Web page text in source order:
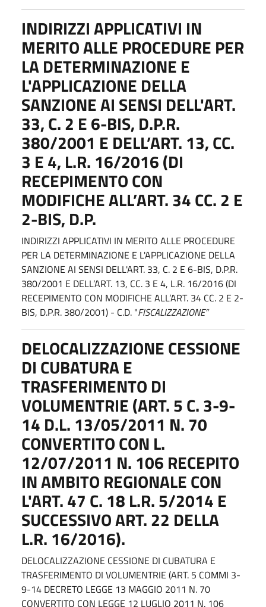
INDIRIZZI APPLICATIVI IN
MERITO ALLE PROCEDURE PER
LA DETERMINAZIONE E
L'APPLICAZIONE DELLA
SANZIONE AI SENSI DELL'ART.
33, C. 2 E 6-BIS, D.P.R.
380/2001 E DELL’ART. 13, CC.
3 E 4, L.R. 16/2016 (DI
RECEPIMENTO CON
MODIFICHE ALL’ART. 34 CC. 2 E
2-BIS, D.P.
INDIRIZZI APPLICATIVI IN MERITO ALLE PROCEDURE
PER LA DETERMINAZIONE E L'APPLICAZIONE DELLA
SANZIONE AI SENSI DELL'ART. 33, C. 2 E 6-BIS, D.P.R.
380/2001 E DELL’ART. 13, CC. 3 E 4, L.R. 16/2016 (DI
RECEPIMENTO CON MODIFICHE ALL’ART. 34 CC. 2 E 2-
BIS, D.P.R. 380/2001) - C.D. "FISCALIZZAZIONE”
DELOCALIZZAZIONE CESSIONE
DI CUBATURA E
TRASFERIMENTO DI
VOLUMENTRIE (ART. 5 C. 3-9-
14 D.L. 13/05/2011 N. 70
CONVERTITO CON L.
12/07/2011 N. 106 RECEPITO
IN AMBITO REGIONALE CON
L'ART. 47 C. 18 L.R. 5/2014 E
SUCCESSIVO ART. 22 DELLA
L.R. 16/2016).
DELOCALIZZAZIONE CESSIONE DI CUBATURA E
TRASFERIMENTO DI VOLUMENTRIE (ART. 5 COMMI 3-
9-14 DECRETO LEGGE 13 MAGGIO 2011 N. 70
CONVERTITO CON LEGGE 12 LUGLIO 2011 N. 106